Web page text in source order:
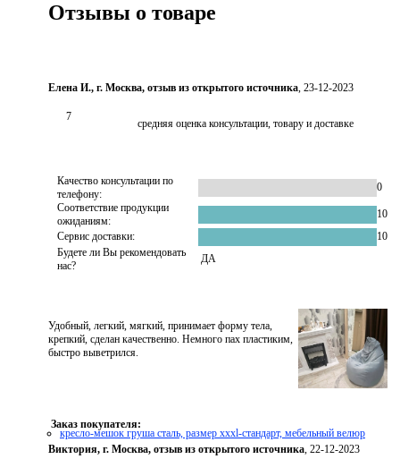
Отзывы о товаре
Елена И., г. Москва, отзыв из открытого источника, 23-12-2023
7
средняя оценка консультации, товару и доставке
Качество консультации по
телефону:
0
Соответствие продукции
ожиданиям:
10
Сервис доставки:
10
Будете ли Вы рекомендовать
нас?
ДА
Удобный, легкий, мягкий, принимает форму тела,
крепкий, сделан качественно. Немного пах пластиким,
быстро выветрился.
Заказ покупателя:
кресло-мешок груша сталь, размер xххl-стандарт, мебельный велюр
Виктория, г. Москва, отзыв из открытого источника, 22-12-2023